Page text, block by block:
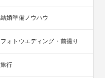
結婚準備ノウハウ
フォトウエディング・前撮り
旅行